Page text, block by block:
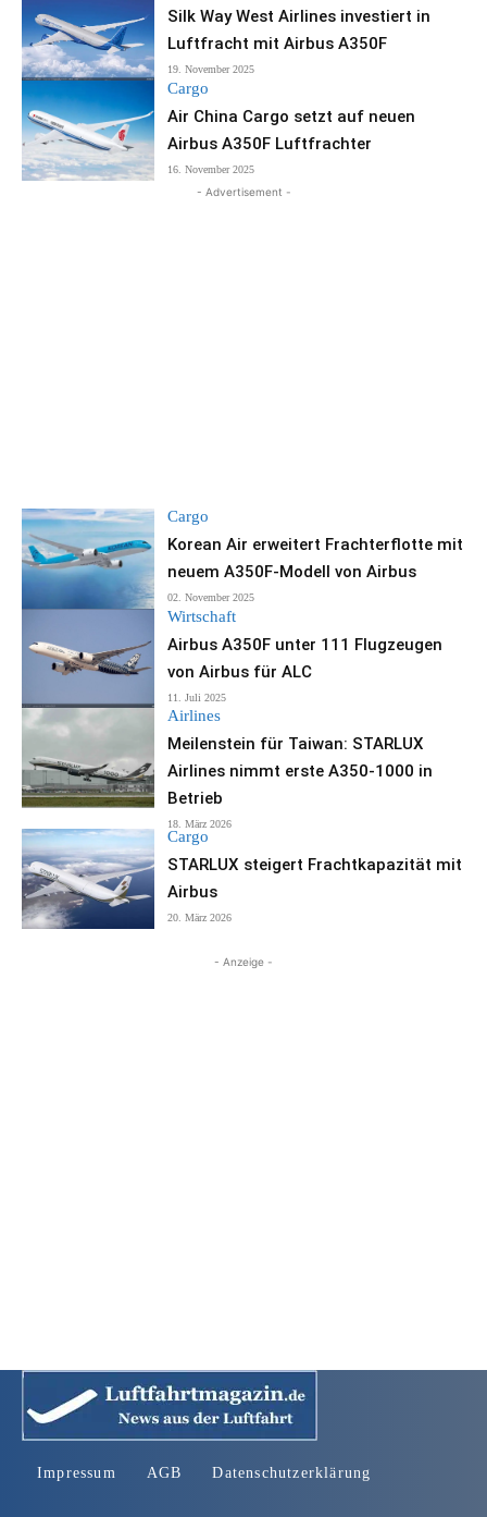
Silk Way West Airlines investiert in
Luftfracht mit Airbus A350F
19. November 2025
Cargo
Air China Cargo setzt auf neuen
Airbus A350F Luftfrachter
16. November 2025
- Advertisement -
Cargo
Korean Air erweitert Frachterflotte mit
neuem A350F-Modell von Airbus
02. November 2025
Wirtschaft
Airbus A350F unter 111 Flugzeugen
von Airbus für ALC
11. Juli 2025
Airlines
Meilenstein für Taiwan: STARLUX
Airlines nimmt erste A350-1000 in
Betrieb
18. März 2026
Cargo
STARLUX steigert Frachtkapazität mit
Airbus
20. März 2026
- Anzeige -
Impressum AGB Datenschutzerklärung